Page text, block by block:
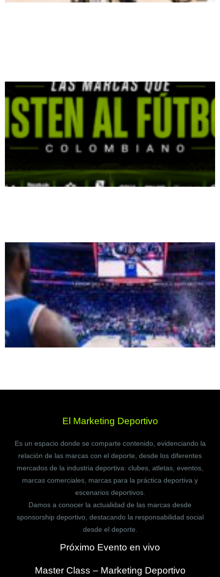
El Marketing Deportivo
Es un espacio donde se comparte contenido, evidenciando la
relación de las marcas con el deporte, desde los diferentes
mercados de la industria deportiva: clubes, atletas, eventos,
marcas comerciales, marcas para la práctica deportiva y
escenarios deportivos.
Damos a conocer la actualidad de las marcas desde
sponsorship deportivo, destacando la responsabilidad social
desde el deporte.
Próximo Evento en vivo
Master Class – Marketing Deportivo